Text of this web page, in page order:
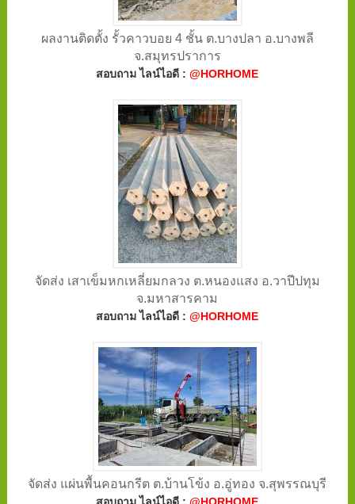
ผลงานติดตั้ง รั้วคาวบอย 4 ชั้น ต.บางปลา อ.บางพลี
จ.สมุทรปราการ
สอบถาม ไลน์ไอดี :@HORHOME
จัดส่ง เสาเข็มหกเหลี่ยมกลวง ต.หนองแสง อ.วาปีปทุม
จ.มหาสารคาม
สอบถาม ไลน์ไอดี :@HORHOME
จัดส่ง แผ่นพื้นคอนกรีต ต.บ้านโข้ง อ.อู่ทอง จ.สุพรรณบุรี